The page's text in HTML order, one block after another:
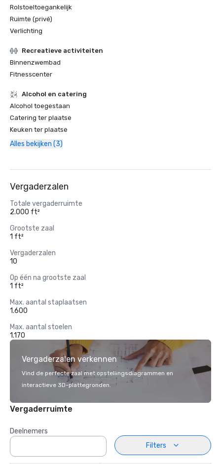
Rolstoeltoegankelijk
Ruimte (privé)
Verlichting
Recreatieve activiteiten
Binnenzwembad
Fitnesscenter
Alcohol en catering
Alcohol toegestaan
Catering ter plaatse
Keuken ter plaatse
Alles bekijken (3)
Vergaderzalen
Totale vergaderruimte
2.000 ft²
Grootste zaal
1 ft²
Vergaderzalen
10
Op één na grootste zaal
1 ft²
Max. aantal staplaatsen
1.600
Max. aantal stoelen
1.170
Vergaderzalen verkennen
Vind de perfecte zaal met opstellingsdiagrammen en
interactieve 3D-plattegronden.
Vergaderruimte
Deelnemers
Filters